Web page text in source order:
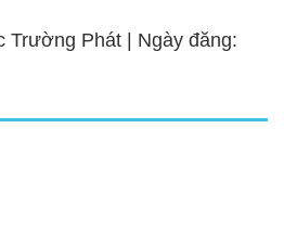
Trường Phát | Ngày đăng: